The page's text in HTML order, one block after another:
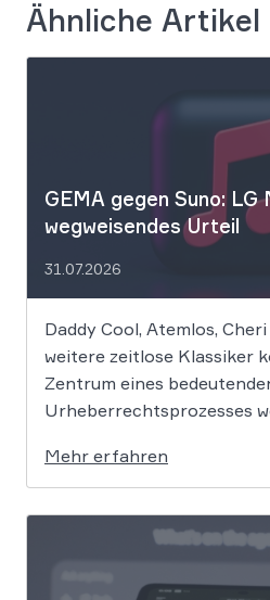
Ähnliche Artikel
GEMA gegen Suno: LG
wegweisendes Urteil
31.07.2026
Daddy Cool, Atemlos,
weitere zeitlose Klassiker
Zentrum eines
Urheberrechtsprozesses
die Rechte ihrer Mitglieder
Unternehmen hinter der
App werden massive
Mehr erfahren